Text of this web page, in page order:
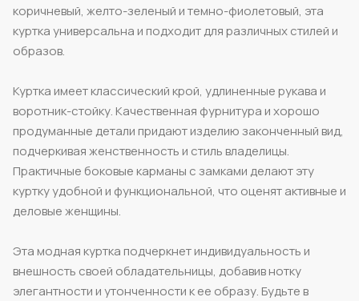
коричневый, желто-зеленый и темно-фиолетовый, эта
куртка универсальна и подходит для различных стилей и
образов.
Куртка имеет классический крой, удлиненные рукава и
воротник-стойку. Качественная фурнитура и хорошо
продуманные детали придают изделию законченный вид,
подчеркивая женственность и стиль владелицы.
Практичные боковые карманы с замками делают эту
куртку удобной и функциональной, что оценят активные и
деловые женщины.
Эта модная куртка подчеркнет индивидуальность и
внешность своей обладательницы, добавив нотку
элегантности и утонченности к ее образу. Будьте в